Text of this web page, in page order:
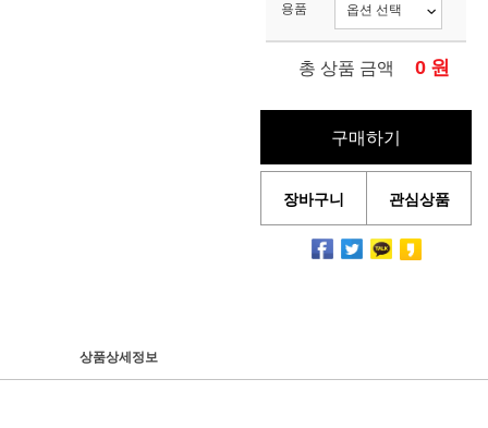
용품
총 상품 금액 0 원
구매하기
장바구니 관심상품
상품상세정보